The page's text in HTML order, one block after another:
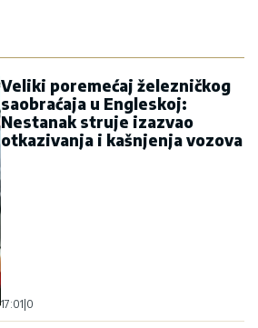
Veliki poremećaj železničkog
saobraćaja u Engleskoj:
Nestanak struje izazvao
otkazivanja i kašnjenja vozova
17:01 0